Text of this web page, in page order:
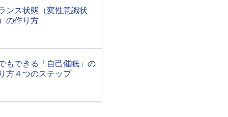
ンス状態（変性意識状
の作り方
もできる「自己催眠」の
方４つのステップ